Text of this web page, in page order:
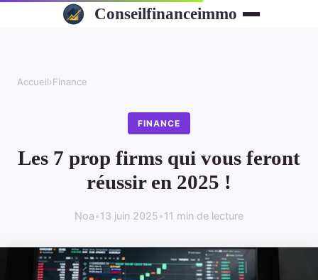
Conseilfinanceimmo
Accueil›Finance
FINANCE
Les 7 prop firms qui vous feront
réussir en 2025 !
Noa•13 juin 2025•11 min de lecture